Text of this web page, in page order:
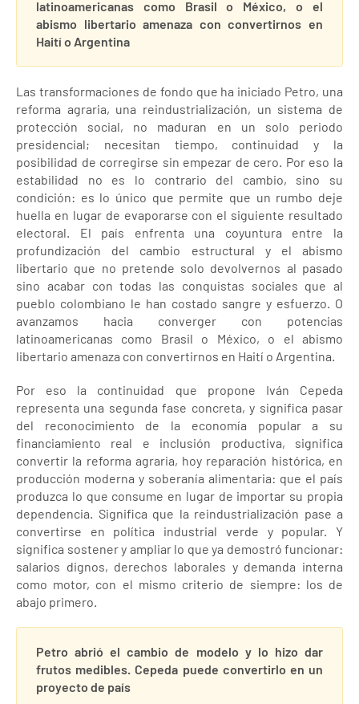
latinoamericanas como Brasil o México, o el
abismo libertario amenaza con convertirnos en
Haití o Argentina
Las transformaciones de fondo que ha iniciado Petro, una
reforma agraria, una reindustrialización, un sistema de
protección social, no maduran en un solo periodo
presidencial; necesitan tiempo, continuidad y la
posibilidad de corregirse sin empezar de cero. Por eso la
estabilidad no es lo contrario del cambio, sino su
condición: es lo único que permite que un rumbo deje
huella en lugar de evaporarse con el siguiente resultado
electoral. El país enfrenta una coyuntura entre la
profundización del cambio estructural y el abismo
libertario que no pretende solo devolvernos al pasado
sino acabar con todas las conquistas sociales que al
pueblo colombiano le han costado sangre y esfuerzo. O
avanzamos hacia converger con potencias
latinoamericanas como Brasil o México, o el abismo
libertario amenaza con convertirnos en Haití o Argentina.
Por eso la continuidad que propone Iván Cepeda
representa una segunda fase concreta, y significa pasar
del reconocimiento de la economía popular a su
financiamiento real e inclusión productiva, significa
convertir la reforma agraria, hoy reparación histórica, en
producción moderna y soberanía alimentaria: que el país
produzca lo que consume en lugar de importar su propia
dependencia. Significa que la reindustrialización pase a
convertirse en política industrial verde y popular. Y
significa sostener y ampliar lo que ya demostró funcionar:
salarios dignos, derechos laborales y demanda interna
como motor, con el mismo criterio de siempre: los de
abajo primero.
Petro abrió el cambio de modelo y lo hizo dar
frutos medibles. Cepeda puede convertirlo en un
proyecto de país